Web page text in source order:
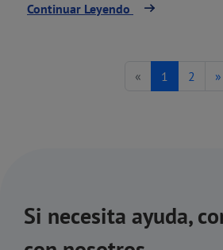
Continuar Leyendo
« 1 2 »
Si necesita ayuda,